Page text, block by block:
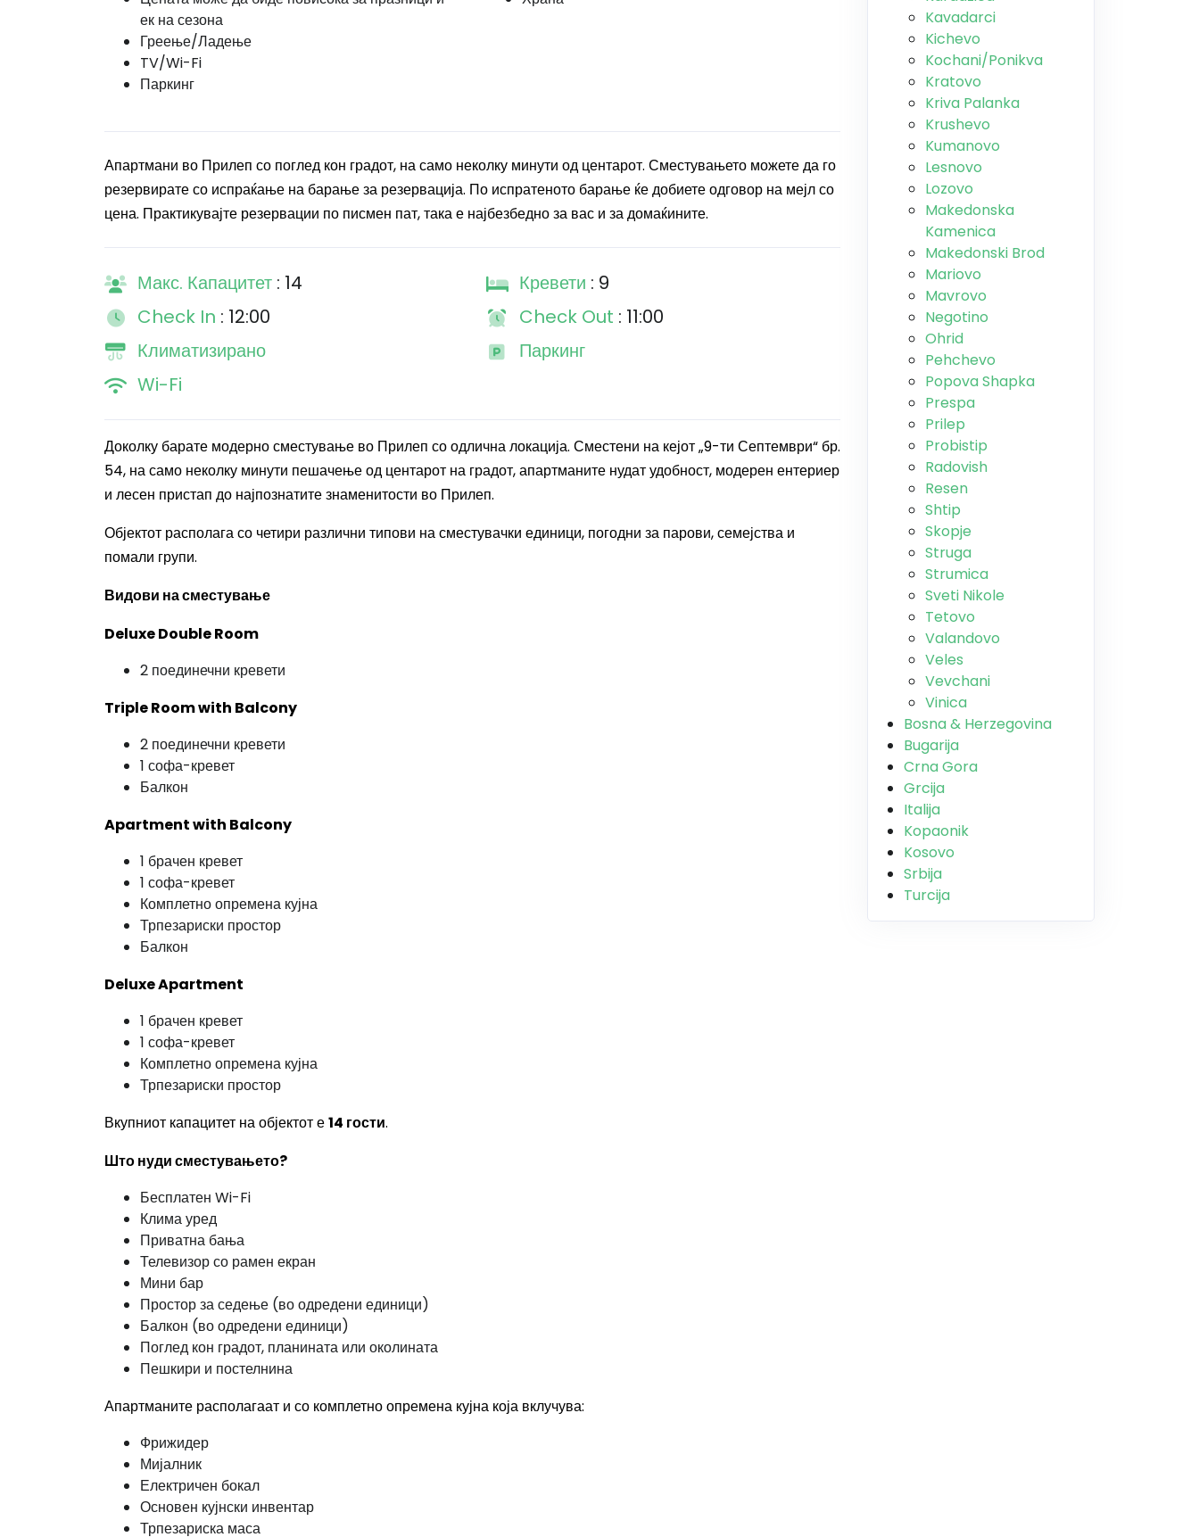
ек на сезона
Греење/Ладење
TV/Wi-Fi
Паркинг
Апартмани во Прилеп со поглед кон градот, на само неколку минути од центарот. Сместувањето можете да го
резервирате со испраќање на барање за резервација. По испратеното барање ќе добиете одговор на мејл со
цена. Практикувајте резервации по писмен пат, така е најбезбедно за вас и за домаќините.
Макс. Капацитет : 14 Кревети : 9
Check In : 12:00 Check Out : 11:00
Климатизирано
Паркинг
Wi-Fi
Доколку барате модерно сместување во Прилеп со одлична локација. Сместени на кејот „9-ти Септември“ бр.
54, на само неколку минути пешачење од центарот на градот, апартманите нудат удобност, модерен ентериер
и лесен пристап до најпознатите знаменитости во Прилеп.
Објектот располага со четири различни типови на сместувачки единици, погодни за парови, семејства и
помали групи.
Видови на сместување
Deluxe Double Room
2 поединечни кревети
Triple Room with Balcony
2 поединечни кревети
1 софа-кревет
Балкон
Apartment with Balcony
1 брачен кревет
1 софа-кревет
Комплетно опремена кујна
Трпезариски простор
Балкон
Deluxe Apartment
1 брачен кревет
1 софа-кревет
Комплетно опремена кујна
Трпезариски простор
Вкупниот капацитет на објектот е14 гости.
Што нуди сместувањето?
Бесплатен Wi-Fi
Клима уред
Приватна бања
Телевизор со рамен екран
Мини бар
Простор за седење (во одредени единици)
Балкон (во одредени единици)
Поглед кон градот, планината или околината
Пешкири и постелнина
Апартманите располагаат и со комплетно опремена кујна која вклучува:
Фрижидер
Мијалник
Електричен бокал
Основен кујнски инвентар
Трпезариска маса
Kavadarci
Kichevo
Kochani/Ponikva
Kratovo
Kriva Palanka
Krushevo
Kumanovo
Lesnovo
Lozovo
Makedonska
Kamenica
Makedonski Brod
Mariovo
Mavrovo
Negotino
Ohrid
Pehchevo
Popova Shapka
Prespa
Prilep
Probistip
Radovish
Resen
Shtip
Skopje
Struga
Strumica
Sveti Nikole
Tetovo
Valandovo
Veles
Vevchani
Vinica
Bosna & Herzegovina
Bugarija
Crna Gora
Grcija
Italija
Kopaonik
Kosovo
Srbija
Turcija